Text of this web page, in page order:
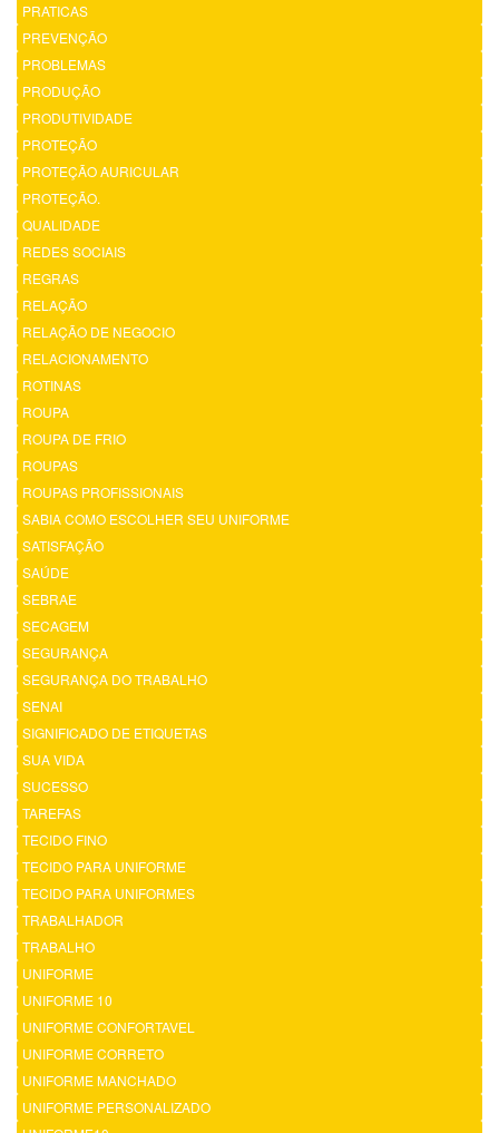
PRATICAS
PREVENÇÃO
PROBLEMAS
PRODUÇÃO
PRODUTIVIDADE
PROTEÇÃO
PROTEÇÃO AURICULAR
PROTEÇÃO.
QUALIDADE
REDES SOCIAIS
REGRAS
RELAÇÃO
RELAÇÃO DE NEGOCIO
RELACIONAMENTO
ROTINAS
ROUPA
ROUPA DE FRIO
ROUPAS
ROUPAS PROFISSIONAIS
SABIA COMO ESCOLHER SEU UNIFORME
SATISFAÇÃO
SAÚDE
SEBRAE
SECAGEM
SEGURANÇA
SEGURANÇA DO TRABALHO
SENAI
SIGNIFICADO DE ETIQUETAS
SUA VIDA
SUCESSO
TAREFAS
TECIDO FINO
TECIDO PARA UNIFORME
TECIDO PARA UNIFORMES
TRABALHADOR
TRABALHO
UNIFORME
UNIFORME 10
UNIFORME CONFORTAVEL
UNIFORME CORRETO
UNIFORME MANCHADO
UNIFORME PERSONALIZADO